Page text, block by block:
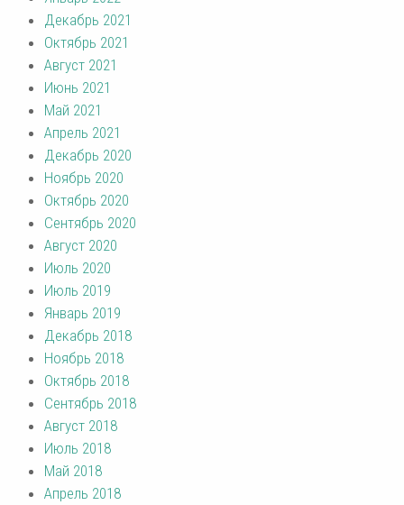
Декабрь 2021
Октябрь 2021
Август 2021
Июнь 2021
Май 2021
Апрель 2021
Декабрь 2020
Ноябрь 2020
Октябрь 2020
Сентябрь 2020
Август 2020
Июль 2020
Июль 2019
Январь 2019
Декабрь 2018
Ноябрь 2018
Октябрь 2018
Сентябрь 2018
Август 2018
Июль 2018
Май 2018
Апрель 2018